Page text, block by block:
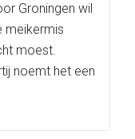
Groningen wil
meikermis
moest.
noemt het een